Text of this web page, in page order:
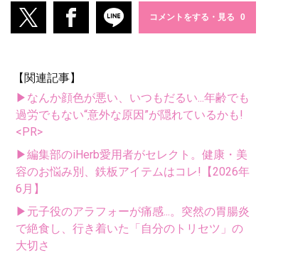
コメントをする・見る
【関連記事】
▶なんか顔色が悪い、いつもだるい...年齢でも
過労でもない“意外な原因”が隠れているかも!
<PR>
▶編集部のiHerb愛用者がセレクト。健康・美
容のお悩み別、鉄板アイテムはコレ!【2026年
6月】
▶元子役のアラフォーが痛感...。突然の胃腸炎
で絶食し、行き着いた「自分のトリセツ」の
大切さ